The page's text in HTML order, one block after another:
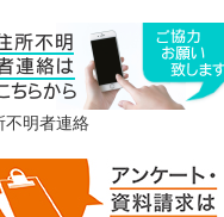
不明者連絡